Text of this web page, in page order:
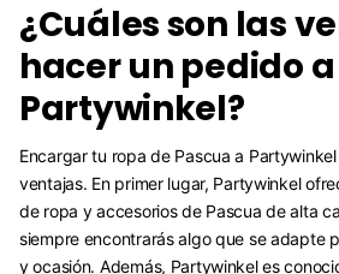
¿Cuáles son las
hacer un pedido a
Partywinkel?
Encargar tu ropa de Pascua a
ventajas. En primer lugar, Partywinkel
de ropa y accesorios de Pascua de alta
siempre encontrarás algo que se adapte
y ocasión. Además, Partywinkel es